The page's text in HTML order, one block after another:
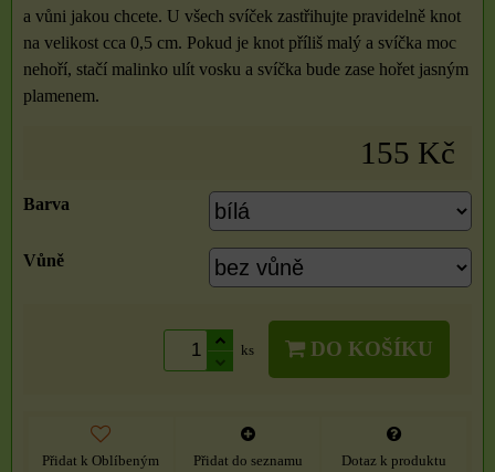
a vůni jakou chcete. U všech svíček zastřihujte pravidelně knot
na velikost cca 0,5 cm. Pokud je knot příliš malý a svíčka moc
nehoří, stačí malinko ulít vosku a svíčka bude zase hořet jasným
plamenem.
155 Kč
Barva
Vůně
ks DO KOŠÍKU
Přidat k Oblíbeným Přidat do seznamu Dotaz k produktu